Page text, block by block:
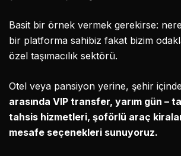
Basit bir örnek vermek gerekirse:
bir platforma sahibiz fakat bizim
özel taşımacılık sektörü.
Otel veya pansiyon yerine, şehir içinde
arasında VIP transfer, yarım gün –
tahsis hizmetleri, şoförlü araç
mesafe seçenekleri sunuyoruz.